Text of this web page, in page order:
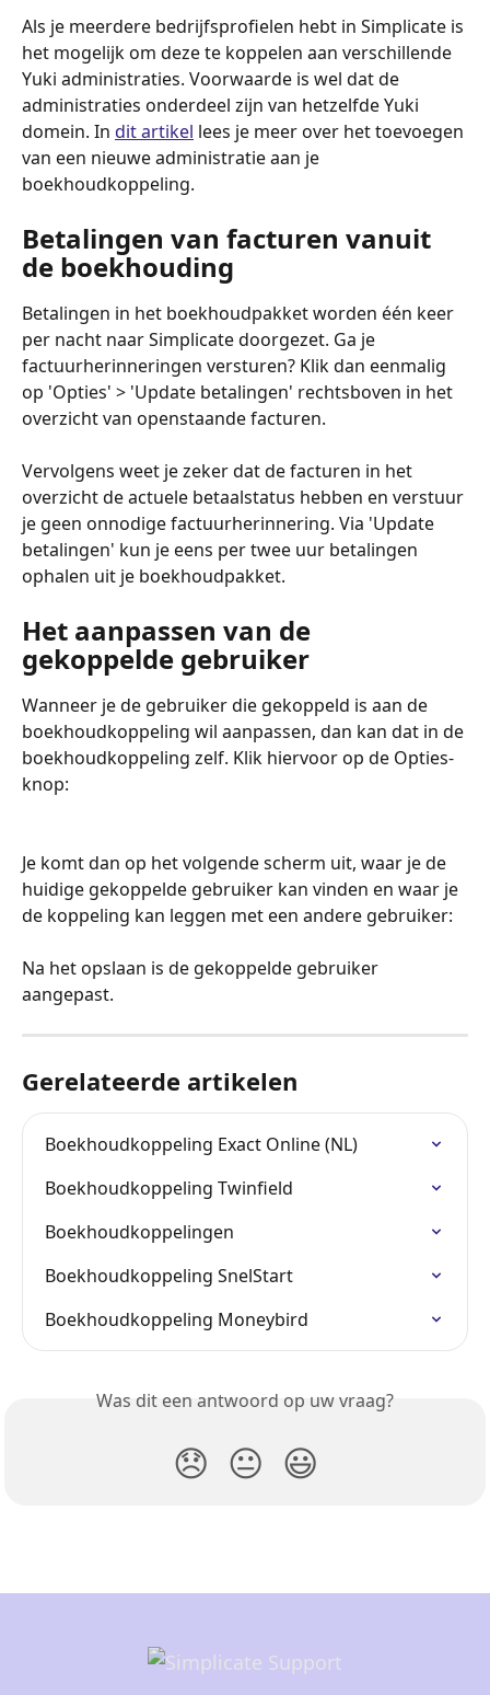
Als je meerdere bedrijfsprofielen hebt in Simplicate is
het mogelijk om deze te koppelen aan verschillende
Yuki administraties. Voorwaarde is wel dat de
administraties onderdeel zijn van hetzelfde Yuki
domein. In dit artikel lees je meer over het toevoegen
van een nieuwe administratie aan je
boekhoudkoppeling.
Betalingen van facturen vanuit
de boekhouding
Betalingen in het boekhoudpakket worden één keer
per nacht naar Simplicate doorgezet. Ga je
factuurherinneringen versturen? Klik dan eenmalig
op 'Opties' > 'Update betalingen' rechtsboven in het
overzicht van openstaande facturen.
Vervolgens weet je zeker dat de facturen in het
overzicht de actuele betaalstatus hebben en verstuur
je geen onnodige factuurherinnering. Via 'Update
betalingen' kun je eens per twee uur betalingen
ophalen uit je boekhoudpakket.
Het aanpassen van de
gekoppelde gebruiker
Wanneer je de gebruiker die gekoppeld is aan de
boekhoudkoppeling wil aanpassen, dan kan dat in de
boekhoudkoppeling zelf. Klik hiervoor op de Opties-
knop:
Je komt dan op het volgende scherm uit, waar je de
huidige gekoppelde gebruiker kan vinden en waar je
de koppeling kan leggen met een andere gebruiker:
Na het opslaan is de gekoppelde gebruiker
aangepast.
Gerelateerde artikelen
Boekhoudkoppeling Exact Online (NL)
Boekhoudkoppeling Twinfield
Boekhoudkoppelingen
Boekhoudkoppeling SnelStart
Boekhoudkoppeling Moneybird
Was dit een antwoord op uw vraag?
😞 😐 😃